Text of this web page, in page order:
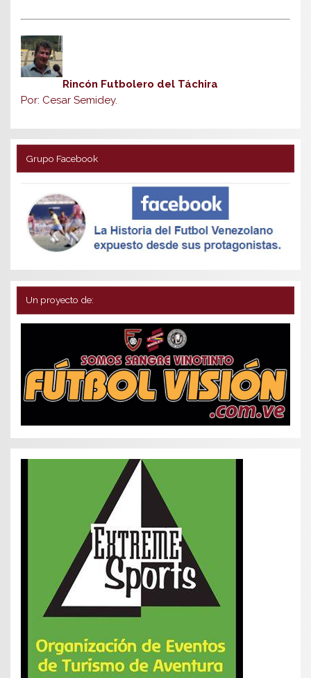
Rincón Futbolero del Táchira
Por: Cesar Semidey.
Grupo Facebook
Un proyecto de: